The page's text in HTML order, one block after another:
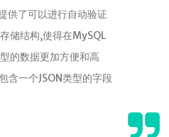
供了可以进行自动验证
储结构,使得在MySQL
的数据更加方便和高
含一个JSON类型的字段